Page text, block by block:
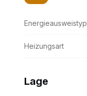
Energieausweistyp
Heizungsart
Lage